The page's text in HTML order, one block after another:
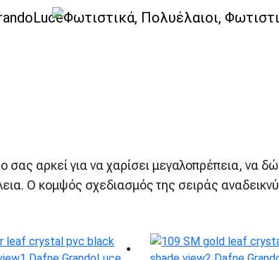
αρκεί για να χαρίσει μεγαλοπρέπεια, να
Ο κομψός σχεδιασμός της σειράς